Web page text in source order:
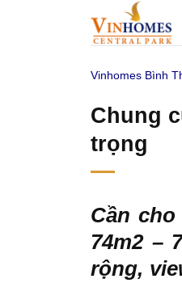
Vinhomes Bình
Chung
trọng
Cần
74m2 –
rộng,